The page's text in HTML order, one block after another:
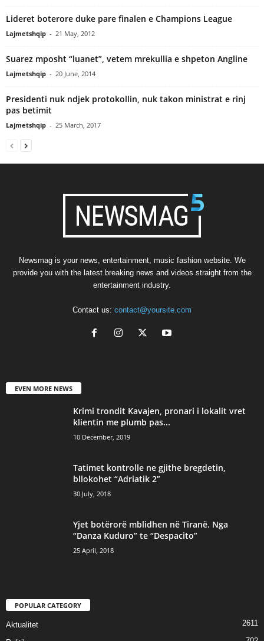
Lideret boterore duke pare finalen e Champions League
Lajmetshqip - 21 May, 2012
Suarez mposht “luanet”, vetem mrekullia e shpeton Angline
Lajmetshqip - 20 June, 2014
Presidenti nuk ndjek protokollin, nuk takon ministrat e rinj
pas betimit
Lajmetshqip - 25 March, 2017
Newsmag is your news, entertainment, music fashion website. We
provide you with the latest breaking news and videos straight from the
entertainment industry.
Contact us: contact@yoursite.com
EVEN MORE NEWS
Krimi trondit Kavajen, pronari i lokalit vret
klientin me plumb pas...
10 December, 2019
Tatimet kontrolle ne gjithe bregdetin,
bllokohet “Adriatik 2”
30 July, 2018
Yjet botërorë mblidhen në Tiranë. Nga
“Danza Kuduro” te “Despacito”
25 April, 2018
POPULAR CATEGORY
Aktualitet 2611